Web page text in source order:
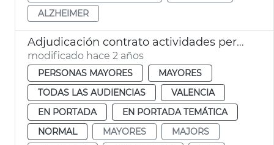
ALZHEIMER
Adjudicación contrato actividades personas mayores
modificado hace 2 años
PERSONAS MAYORES
MAYORES
TODAS LAS AUDIENCIAS
VALENCIA
EN PORTADA
EN PORTADA TEMÁTICA
NORMAL
MAYORES
MAJORS